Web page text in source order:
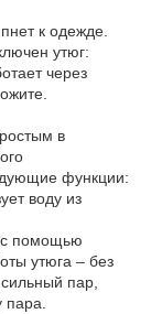
к одежде.
утюг:
через
в
функции:
воду из
с помощью
утюга – без
пар,
пара.